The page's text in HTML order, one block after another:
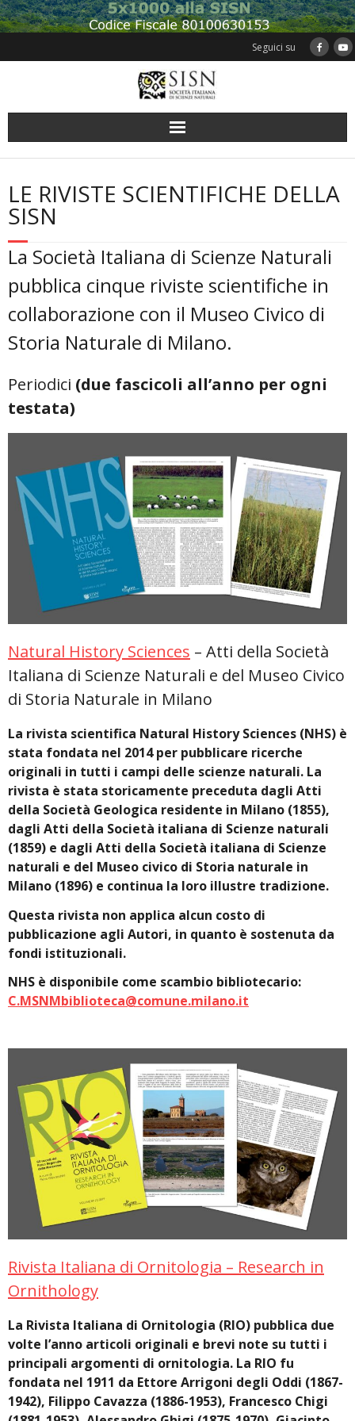
Skip
to
Seguici su
LE RIVISTE SCIENTIFICHE DELLA
SISN
La Società Italiana di Scienze Naturali
pubblica cinque riviste scientifiche in
collaborazione con il Museo Civico di
Storia Naturale di Milano.
Periodici (due fascicoli all’anno per ogni
testata)
Natural History Sciences – Atti della Società
Italiana di Scienze Naturali e del Museo Civico
di Storia Naturale in Milano
La rivista scientifica Natural History Sciences (NHS) è
stata fondata nel 2014 per pubblicare ricerche
originali in tutti i campi delle scienze naturali. La
rivista è stata storicamente preceduta dagli Atti
della Società Geologica residente in Milano (1855),
dagli Atti della Società italiana di Scienze naturali
(1859) e dagli Atti della Società italiana di Scienze
naturali e del Museo civico di Storia naturale in
Milano (1896) e continua la loro illustre tradizione.
Questa rivista non applica alcun costo di
pubblicazione agli Autori, in quanto è sostenuta da
fondi istituzionali.
NHS è disponibile come scambio bibliotecario:
C.MSNMbiblioteca@comune.milano.it
Rivista Italiana di Ornitologia – Research in
Ornithology
La Rivista Italiana di Ornitologia (RIO) pubblica due
volte l’anno articoli originali e brevi note su tutti i
principali argomenti di ornitologia. La RIO fu
fondata nel 1911 da Ettore Arrigoni degli Oddi (1867-
1942), Filippo Cavazza (1886-1953), Francesco Chigi